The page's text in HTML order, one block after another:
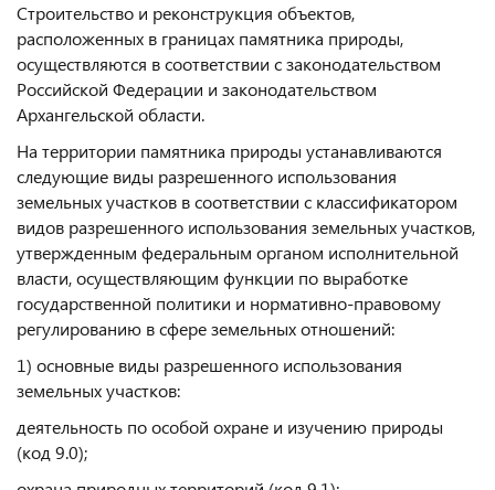
Строительство и реконструкция объектов,
расположенных в границах памятника природы,
осуществляются в соответствии с законодательством
Российской Федерации и законодательством
Архангельской области.
На территории памятника природы устанавливаются
следующие виды разрешенного использования
земельных участков в соответствии с классификатором
видов разрешенного использования земельных участков,
утвержденным федеральным органом исполнительной
власти, осуществляющим функции по выработке
государственной политики и нормативно-правовому
регулированию в сфере земельных отношений:
1) основные виды разрешенного использования
земельных участков:
деятельность по особой охране и изучению природы
(код 9.0);